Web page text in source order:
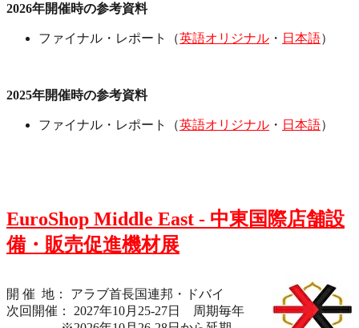
2026年開催時の参考資料
ファイナル・レポート（英語オリジナル ・ 日本語）
2025年開催時の参考資料
ファイナル・レポート（英語オリジナル ・ 日本語）
EuroShop Middle East - 中東国際店舗設
備・販売促進機材展
開 催 地： アラブ首長国連邦・ドバイ
次回開催： 2027年10月25-27日 周期毎年